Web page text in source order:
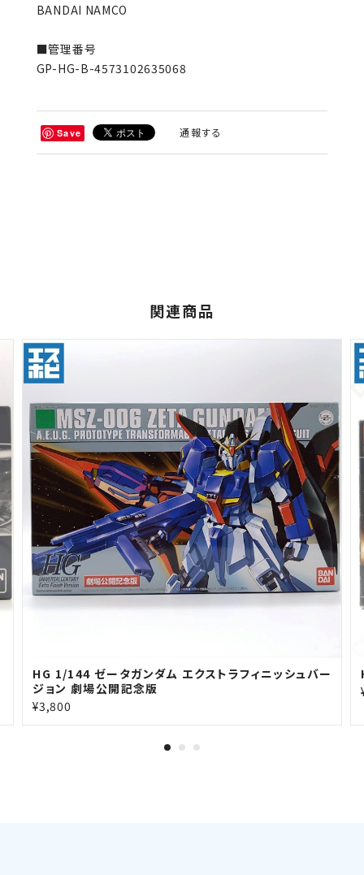
BANDAI NAMCO
■管理番号
GP-HG-B-4573102635068
Save 通報する
関連商品
HG 1/144 ゼータガンダム エクストラフィニッシュバー
ジョン 劇場公開記念版
¥3,800